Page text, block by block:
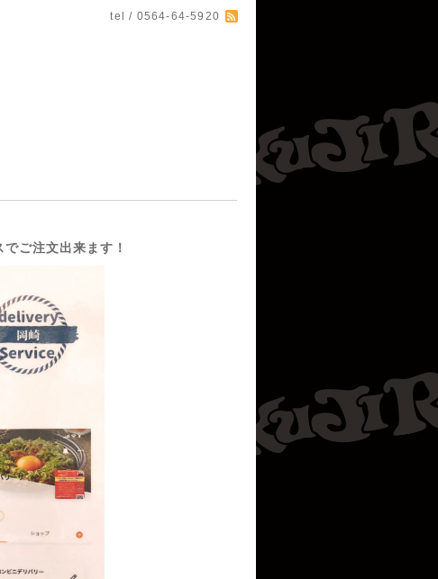
tel / 0564-64-5920
ご注文出来ます！